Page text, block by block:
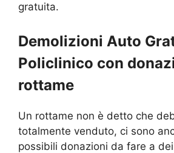
gratuita.
Demolizioni Auto
Policlinico con
rottame
Un rottame non è detto che
totalmente venduto, ci sono
possibili donazioni da fare a